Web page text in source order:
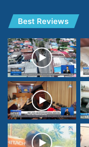
Best Reviews